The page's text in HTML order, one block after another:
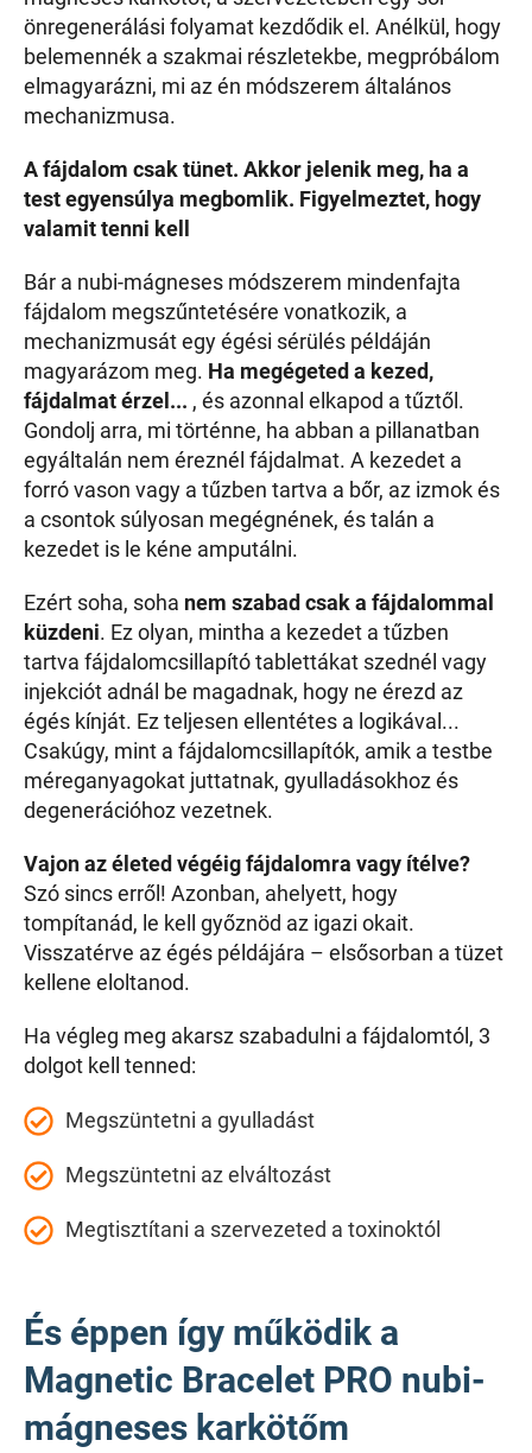
önregenerálási folyamat kezdődik el. Anélkül, hogy
belemennék a szakmai részletekbe, megpróbálom
elmagyarázni, mi az én módszerem általános
mechanizmusa.
A fájdalom csak tünet. Akkor jelenik meg, ha a
test egyensúlya megbomlik. Figyelmeztet, hogy
valamit tenni kell
Bár a nubi-mágneses módszerem mindenfajta
fájdalom megszűntetésére vonatkozik, a
mechanizmusát egy égési sérülés példáján
magyarázom meg. Ha megégeted a kezed,
fájdalmat érzel... , és azonnal elkapod a tűztől.
Gondolj arra, mi történne, ha abban a pillanatban
egyáltalán nem éreznél fájdalmat. A kezedet a
forró vason vagy a tűzben tartva a bőr, az izmok és
a csontok súlyosan megégnének, és talán a
kezedet is le kéne amputálni.
Ezért soha, soha nem szabad csak a fájdalommal
küzdeni. Ez olyan, mintha a kezedet a tűzben
tartva fájdalomcsillapító tablettákat szednél vagy
injekciót adnál be magadnak, hogy ne érezd az
égés kínját. Ez teljesen ellentétes a logikával...
Csakúgy, mint a fájdalomcsillapítók, amik a testbe
méreganyagokat juttatnak, gyulladásokhoz és
degenerációhoz vezetnek.
Vajon az életed végéig fájdalomra vagy ítélve?
Szó sincs erről! Azonban, ahelyett, hogy
tompítanád, le kell győznöd az igazi okait.
Visszatérve az égés példájára – elsősorban a tüzet
kellene eloltanod.
Ha végleg meg akarsz szabadulni a fájdalomtól, 3
dolgot kell tenned:
Megszüntetni a gyulladást
Megszüntetni az elváltozást
Megtisztítani a szervezeted a toxinoktól
És éppen így működik a
Magnetic Bracelet PRO nubi-
mágneses karkötőm